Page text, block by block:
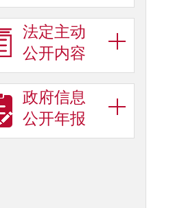
法定主动
公开内容
政府信息
公开年报